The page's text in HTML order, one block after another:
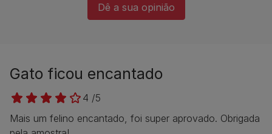
Dê a sua opinião​
Gato ficou encantado
4 /5
Mais um felino encantado, foi super aprovado. Obrigada